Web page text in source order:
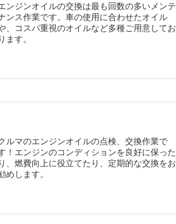
ンジンオイルの交換は最も回数の多いメンテ
ンス作業です。車の使用に合わせたオイル
、コスパ重視のオイルなど多種ご用意してお
ります。
ルマのエンジンオイルの点検、交換作業で
！エンジンのコンディションを良好に保った
り、燃費向上に役立てたり、定期的な交換をお
めします。